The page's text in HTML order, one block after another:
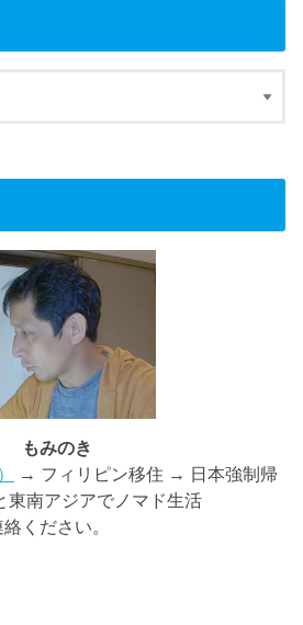
もみのき
→ フィリピン移住 → 日本強制帰
南アジアでノマド生活
ください。